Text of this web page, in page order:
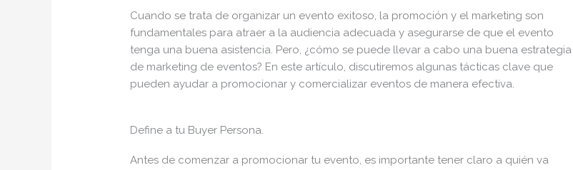
Cuando se trata de organizar un evento exitoso, la promoción y el marketing son
fundamentales para atraer a la audiencia adecuada y asegurarse de que el evento
tenga una buena asistencia. Pero, ¿cómo se puede llevar a cabo una buena estrategia
de marketing de eventos? En este artículo, discutiremos algunas tácticas clave que
pueden ayudar a promocionar y comercializar eventos de manera efectiva.
Define a tu Buyer Persona.
Antes de comenzar a promocionar tu evento, es importante tener claro a quién va